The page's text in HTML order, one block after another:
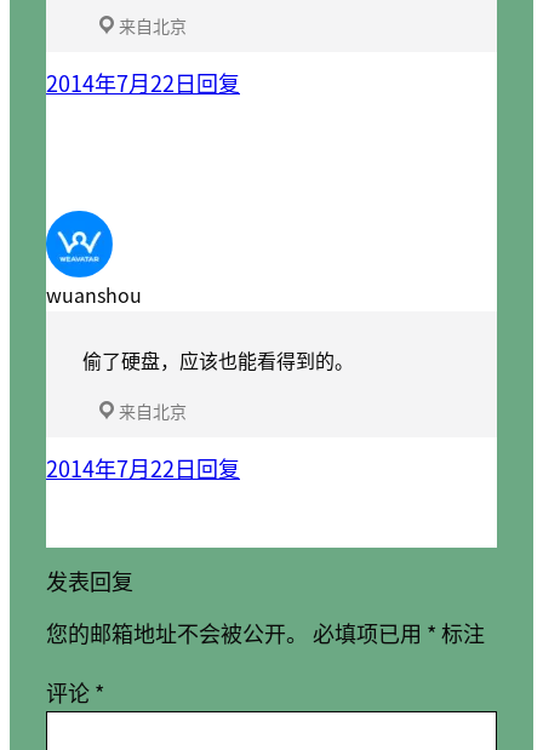
来自北京
2014年7月22日回复
wuanshou
偷了硬盘，应该也能看得到的。
来自北京
2014年7月22日回复
发表回复
您的邮箱地址不会被公开。 必填项已用 *标注
评论*